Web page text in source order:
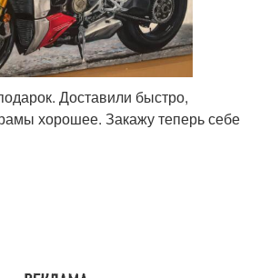
Доставили быстро,
хорошее. Закажу теперь себе